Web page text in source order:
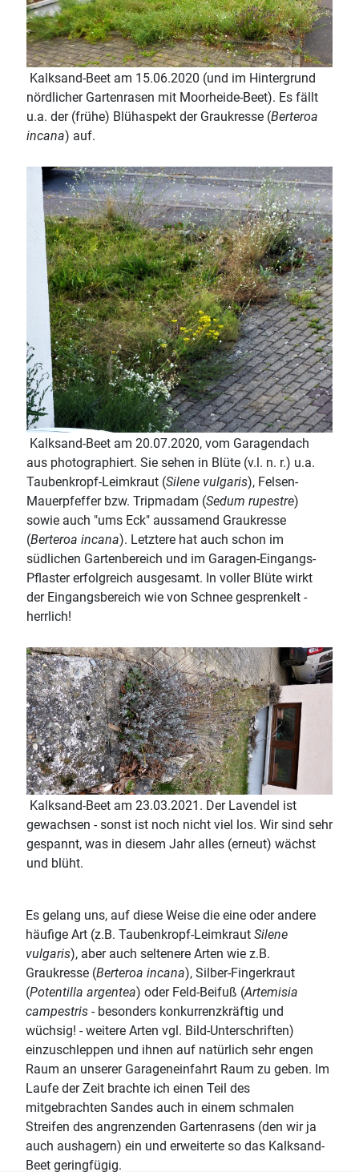
Kalksand-Beet am 15.06.2020 (und im Hintergrund
nördlicher Gartenrasen mit Moorheide-Beet). Es fällt
u.a. der (frühe) Blühaspekt der Graukresse (Berteroa
incana) auf.
Kalksand-Beet am 20.07.2020, vom Garagendach
aus photographiert. Sie sehen in Blüte (v.l. n. r.) u.a.
Taubenkropf-Leimkraut (Silene vulgaris), Felsen-
Mauerpfeffer bzw. Tripmadam (Sedum rupestre)
sowie auch "ums Eck" aussamend Graukresse
(Berteroa incana). Letztere hat auch schon im
südlichen Gartenbereich und im Garagen-Eingangs-
Pflaster erfolgreich ausgesamt. In voller Blüte wirkt
der Eingangsbereich wie von Schnee gesprenkelt -
herrlich!
Kalksand-Beet am 23.03.2021. Der Lavendel ist
gewachsen - sonst ist noch nicht viel los. Wir sind sehr
gespannt, was in diesem Jahr alles (erneut) wächst
und blüht.
Es gelang uns, auf diese Weise die eine oder andere
häufige Art (z.B. Taubenkropf-Leimkraut Silene
vulgaris), aber auch seltenere Arten wie z.B.
Graukresse (Berteroa incana), Silber-Fingerkraut
(Potentilla argentea) oder Feld-Beifuß (Artemisia
campestris - besonders konkurrenzkräftig und
wüchsig! - weitere Arten vgl. Bild-Unterschriften)
einzuschleppen und ihnen auf natürlich sehr engen
Raum an unserer Garageneinfahrt Raum zu geben. Im
Laufe der Zeit brachte ich einen Teil des
mitgebrachten Sandes auch in einem schmalen
Streifen des angrenzenden Gartenrasens (den wir ja
auch aushagern) ein und erweiterte so das Kalksand-
Beet geringfügig.